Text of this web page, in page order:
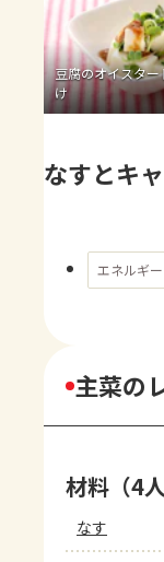
よくあ
お買い
豆腐のオイスタ
け
なすとキ
エネルギー
主菜の
材料（4人
なす